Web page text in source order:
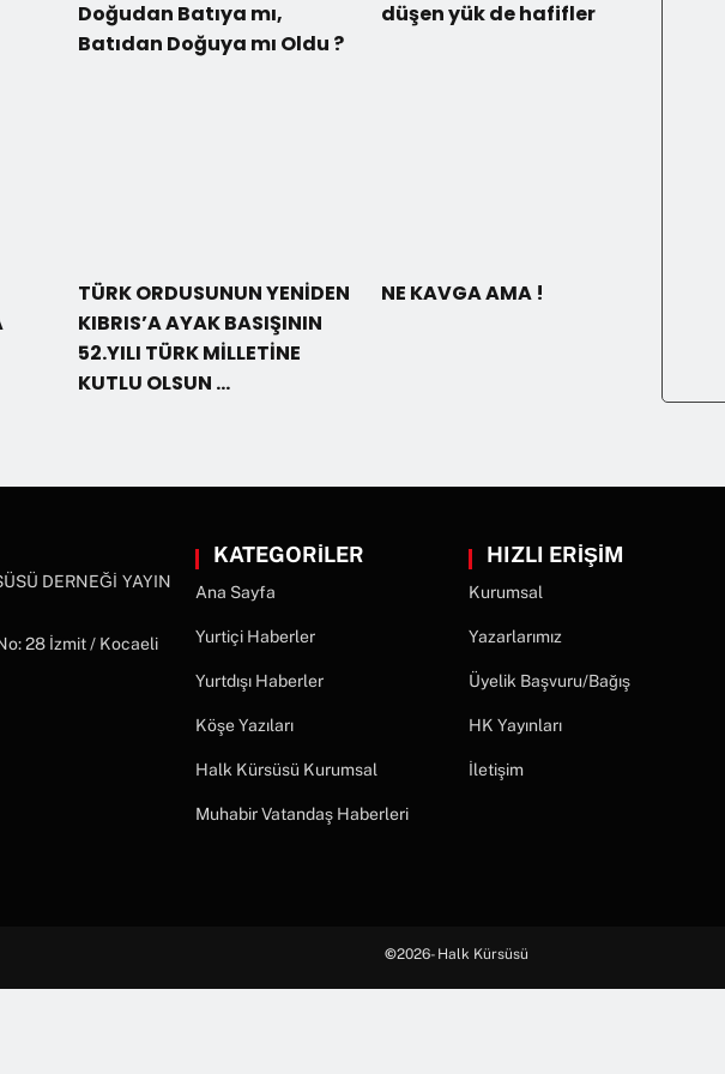
Doğudan Batıya mı,
Batıdan Doğuya mı Oldu ?
düşen yük de hafifler
TÜRK ORDUSUNUN YENİDEN
KIBRIS’A AYAK BASIŞININ
52.YILI TÜRK MİLLETİNE
KUTLU OLSUN …
NE KAVGA AMA !
DERNEĞİ YAYIN
28 İzmit / Kocaeli
KATEGORİLER
Ana Sayfa
Yurtiçi Haberler
Yurtdışı Haberler
Köşe Yazıları
Halk Kürsüsü Kurumsal
Muhabir Vatandaş Haberleri
HIZLI ERİŞİM
Kurumsal
Yazarlarımız
Üyelik Başvuru/Bağış
HK Yayınları
İletişim
©2026- Halk Kürsüsü